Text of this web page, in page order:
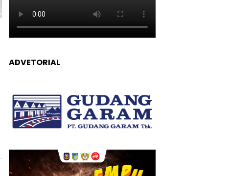
ADVETORIAL